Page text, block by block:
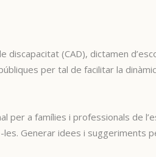
(CAD), dictamen
per tal de facilitar la
a famílies i professionals de
Generar idees i suggeriments